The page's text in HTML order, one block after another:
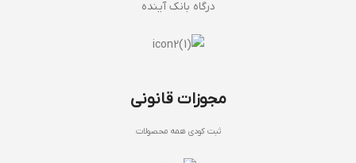
درگاه بانک آینده
مجوزات قانونی
ثبت کودی همه محصولات